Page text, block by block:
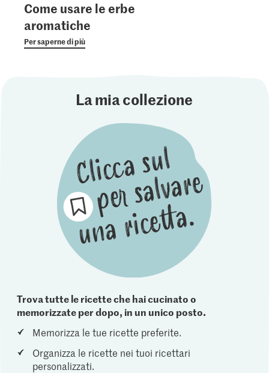
Come usare le erbe
aromatiche
Per saperne di più
La mia collezione
Trova tutte le ricette che hai cucinato o
memorizzate per dopo, in un unico posto.
Memorizza le tue ricette preferite.
Organizza le ricette nei tuoi ricettari
personalizzati.